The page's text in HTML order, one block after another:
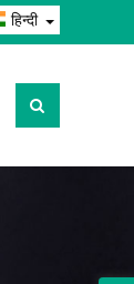
हिन्दी